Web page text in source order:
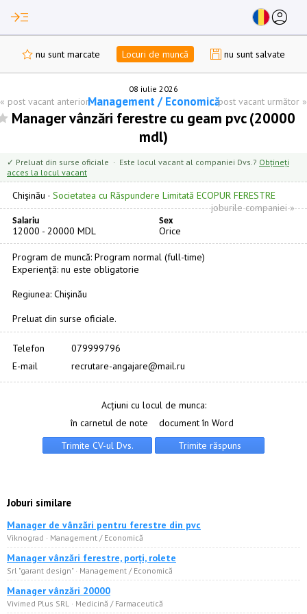
read_more account_circle
nu sunt marcate Locuri de muncă nu sunt salvate
08 iulie 2026
« post vacant anteriorManagement / Economicăpost vacant următor »
Manager vânzări ferestre cu geam pvc (20000
mdl)
✓ Preluat din surse oficiale · Este locul vacant al companiei Dvs.? Obțineți
acces la locul vacant
Chişinău · Societatea cu Răspundere Limitată ECOPUR FERESTRE
joburile companiei »
Salariu Sex
12000 - 20000 MDL Orice
Program de muncă: Program normal (full-time)
Experiență: nu este obligatorie
Regiunea: Chişinău
Preluat din surse oficiale.
Telefon
079999796
E-mail
recrutare-angajare@mail.ru
Acțiuni cu locul de munca:
în carnetul de note
document în Word
Joburi similare
Manager de vânzări pentru ferestre din pvc
Viknograd · Management / Economică
Manager vânzări ferestre, porți, rolete
Srl "garant design" · Management / Economică
Manager vânzări 20000
Vivimed Plus SRL · Medicină / Farmaceutică